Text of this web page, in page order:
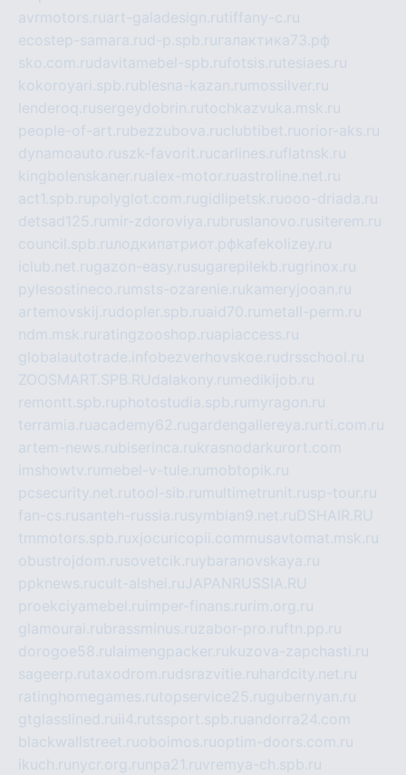
avrmotors.ruart-galadesign.rutiffany-c.ru
ecostep-samara.rud-p.spb.ru галактика73.рф
sko.com.rudavitamebel-spb.rufotsis.rutesiaes.ru
kokoroyari.spb.rublesna-kazan.ru mossilver.ru
lenderoq.rusergeydobrin.rutochkazvuka.msk.ru
people-of-art.rubezzubova.ruclubtibet.ruorior-aks.ru
dynamoauto.ruszk-favorit.rucarlines.ruflatnsk.ru
kingbolenskaner.rualex-motor.ruastroline.net.ru
act1.spb.rupolyglot.com.rugidlipetsk.ruooo-driada.ru
detsad125.ru mir-zdoroviya.rubruslanovo.rusiterem.ru
council.spb.ruлодкипатриот.рфkafekolizey.ru
iclub.net.rugazon-easy.rusugarepilekb.rugrinox.ru
pylesostineco.ru msts-ozarenie.rukameryjooan.ru
artemovskij.rudopler.spb.ruaid70.ru metall-perm.ru
ndm.msk.ru ratingzooshop.ruapiaccess.ru
globalautotrade.info bezverhovskoe.rudrsschool.ru
ZOOSMART.SPB.RUdalakony.ru medikijob.ru
remontt.spb.ruphotostudia.spb.ru myragon.ru
terramia.ruacademy62.rugardengallereya.ru rti.com.ru
artem-news.rubiserinca.rukrasnodarkurort.com
imshowtv.ru mebel-v-tule.ru mobtopik.ru
pcsecurity.net.rutool-sib.ru multimetrunit.rusp-tour.ru
fan-cs.rusanteh-russia.rusymbian9.net.ruDSHAIR.RU
tmmotors.spb.ruxjocuricopii.com musavtomat.msk.ru
obustrojdom.rusovetcik.ruybaranovskaya.ru
ppknews.rucult-alshei.ruJAPANRUSSIA.RU
proekciyamebel.ru imper-finans.ru rim.org.ru
glamourai.rubrassminus.ruzabor-pro.ruftn.pp.ru
dorogoe58.ru laimengpacker.rukuzova-zapchasti.ru
sageerp.rutaxodrom.rudsrazvitie.ru hardcity.net.ru
ratinghomegames.rutopservice25.rugubernyan.ru
gtglasslined.ru ii4.rutssport.spb.ruandorra24.com
blackwallstreet.ruoboimos.ruoptim-doors.com.ru
ikuch.ru nycr.org.ru npa21.ruvremya-ch.spb.ru